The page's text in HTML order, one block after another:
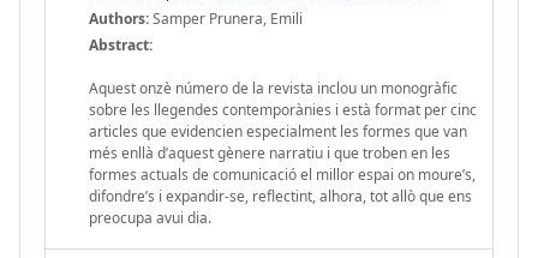
Authors:Samper Prunera, Emili
Abstract:
Aquest onzè número de la revista inclou un monogràfic
sobre les llegendes contemporànies i està format per cinc
articles que evidencien especialment les formes que van
més enllà d’aquest gènere narratiu i que troben en les
formes actuals de comunicació el millor espai on moure’s,
difondre’s i expandir-se, reflectint, alhora, tot allò que ens
preocupa avui dia.